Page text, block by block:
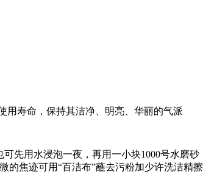
用寿命，保持其洁净、明亮、华丽的气派
先用水浸泡一夜，再用一小块1000号水磨砂
的焦迹可用“百洁布”蘸去污粉加少许洗洁精擦